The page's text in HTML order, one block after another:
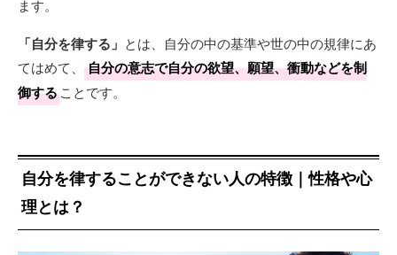
ます。
「自分を律する」 とは、自分の中の基準や世の中の規律にあ
てはめて、
自分の意志で自分の欲望、願望、衝動などを制
御することです。
自分を律することができない人の特徴｜性格や心
理とは？